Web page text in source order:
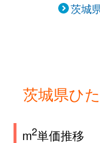
茨城
茨城県ひ
m2単価推移